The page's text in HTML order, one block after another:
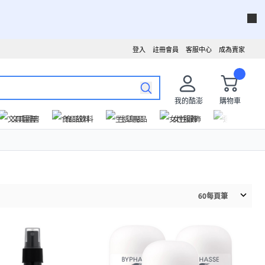
成為賣家
客服中心
註冊會員
登入
我的酷澎
購物車
文具圖書
食品飲料 生活用品 女性服飾
60每頁筆